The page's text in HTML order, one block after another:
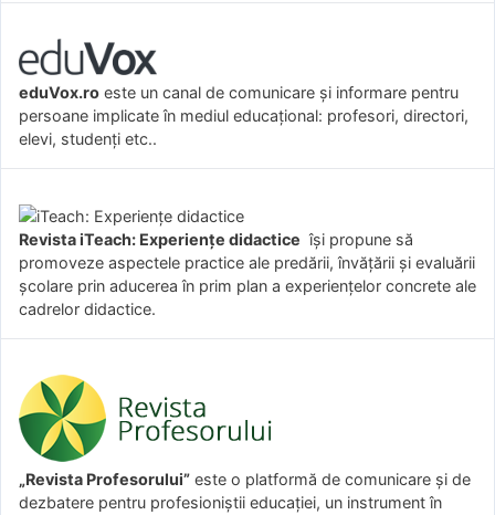
eduVox.ro este un canal de comunicare și informare pentru
persoane implicate în mediul educațional: profesori, directori,
elevi, studenți etc..
Revista iTeach: Experienţe didactice îşi propune să
promoveze aspectele practice ale predării, învăţării şi evaluării
şcolare prin aducerea în prim plan a experienţelor concrete ale
cadrelor didactice.
„Revista Profesorului” este o platformă de comunicare și de
dezbatere pentru profesioniștii educației, un instrument în